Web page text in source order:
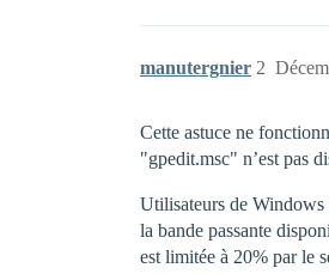
manutergnier 2
Cette astuce ne
"gpedit.msc" n’est pas
Utilisateurs de Windows
la bande passante
est limitée à 20% par le